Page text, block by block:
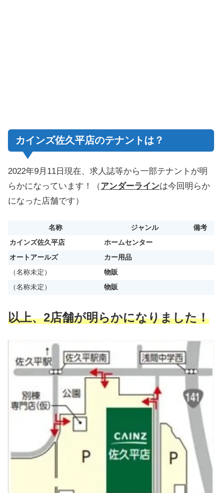
カインズ佐久平店のテナントは？
2022年9月11日現在、求人誌等から一部テナントが明
らかになっています！（アンダーラインは今回明らか
になった店舗です）
名称 ジャンル
備考
カインズ佐久平店
ホームセンター
オートアールズ
カー用品
（名称未定）
物販
（名称未定）
物販
以上、2店舗が明らかになりました！